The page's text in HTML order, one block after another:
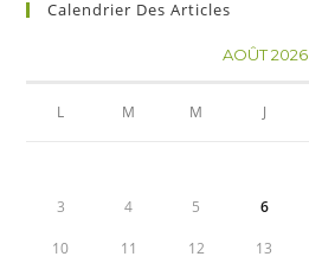
Calendrier Des Articles
AOÛT 2026
L M M J
3 4 5 6
10 11 12 13